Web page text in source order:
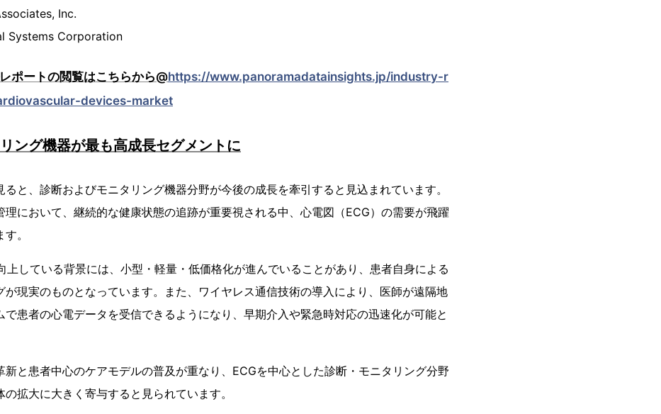
Inc.
Systems Corporation
ポートの閲覧はこちらから@https://www.panoramadatainsights.jp/industry-r
devices-market
ング機器が最も高成長セグメントに
ると、診断およびモニタリング機器分野が今後の成長を牽引すると見込まれています。
理において、継続的な健康状態の追跡が重要視される中、心電図（ECG）の需要が飛躍
。
上している背景には、小型・軽量・低価格化が進んでいることがあり、患者自身による
が現実のものとなっています。また、ワイヤレス通信技術の導入により、医師が遠隔地
で患者の心電データを受信できるようになり、早期介入や緊急時対応の迅速化が可能と
新と患者中心のケアモデルの普及が重なり、ECGを中心とした診断・モニタリング分野
拡大に大きく寄与すると見られています。